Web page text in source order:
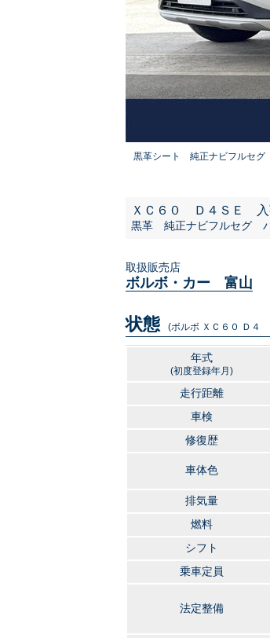
黒革シート 純正ナビフルセ
ＸＣ６０ Ｄ４ＳＥ 入
黒革 純正ナビフルセグ
取扱販売店
ボルボ・カー 富山
状態 (ボルボ ＸＣ６０ Ｄ４
年式
(初度登録年月)
走行距離
車検
修復歴
車体色
排気量
燃料
シフト
乗車定員
法定整備